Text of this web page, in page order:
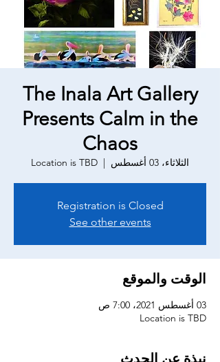
The Inala Art Gallery
Presents Calm in the
Chaos
الثلاثاء، 03 أغسطس
  |
Location is TBD
Registration is Closed
See other events
الوقت والموقع
03 أغسطس 2021، 7:00 ص
Location is TBD
نبذة عن الحدث